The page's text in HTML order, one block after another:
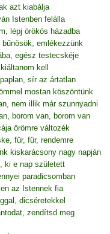
azt kiabálja
Istenben felálla
lépj örökös házadba
emlékezzünk
egész testecskéje
kell
sír az ártatlan
mostan köszöntünk
nem illik már szunnyadni
borom van, borom van
örömre változék
für, für, rendemre
kiskarácsony nagy napján
ki e nap született
paradicsomban
az Istennek fia
dicséretekkel
zendítsd meg